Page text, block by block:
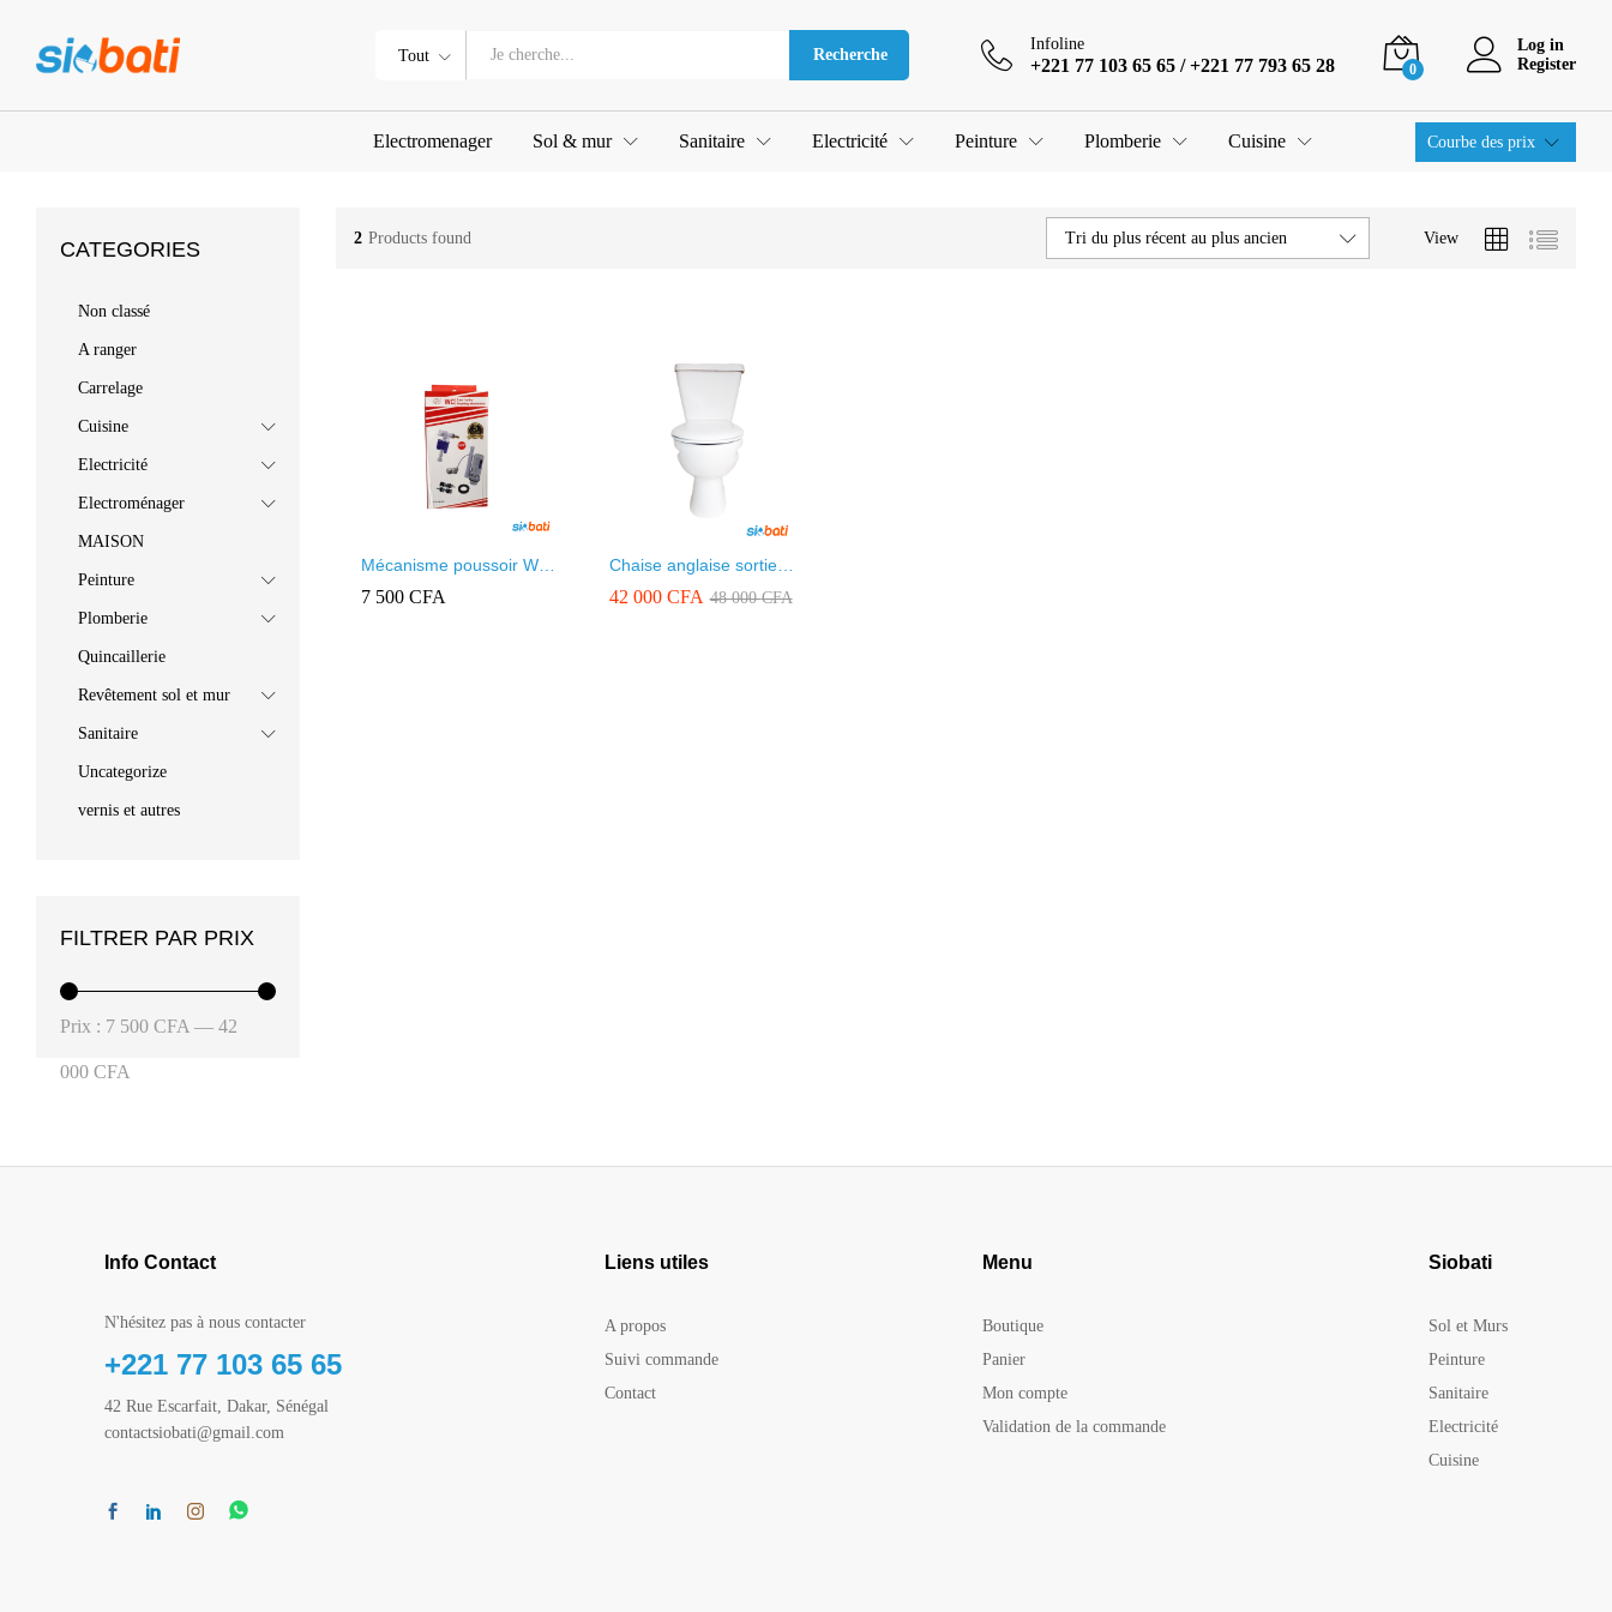
Tout Recherche
Infoline
+221 77 103 65 65 / +221 77 793 65 28 0
Log in
Register
Electromenager Sol & mur Sanitaire Electricité Peinture Plomberie Cuisine Courbe des prix
2 Products found View
Tri du plus récent au plus ancien
Mécanisme poussoir WC
2 en 1
7 500 CFA
7 500 CFA
Chaise anglaise sortie
centrale Ref KASMA
COMPLET
42 000 CFA 48 000CFA
42 000 CFA 48 000CFA
CATEGORIES
Non classé
A ranger
Carrelage
Cuisine
Electricité
Electroménager
MAISON
Peinture
Plomberie
Quincaillerie
Revêtement sol et mur
Sanitaire
Uncategorize
vernis et autres
FILTRER PAR PRIX
Prix : 7 500 CFA — 42
000 CFA
Info Contact
N'hésitez pas à nous contacter
+221 77 103 65 65
42 Rue Escarfait, Dakar, Sénégal
contactsiobati@gmail.com
Liens utiles
A propos
Suivi commande
Contact
Menu
Boutique
Panier
Mon compte
Validation de la commande
Siobati
Sol et Murs
Peinture
Sanitaire
Electricité
Cuisine